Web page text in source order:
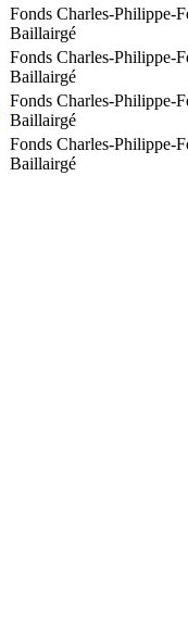
Fonds Charles-Philippe-
Baillairgé
Fonds Charles-Philippe-
Baillairgé
Fonds Charles-Philippe-
Baillairgé
Fonds Charles-Philippe-
Baillairgé